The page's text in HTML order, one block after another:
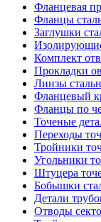
Фланцевая
Фланцы
Заглушки
Комплект
Прокладки
Линзы
Фланцевый
Фланцы по
Точеные
Переходы
Тройники
Угольники
Штуцера
Бобышки
Детали
Отводы